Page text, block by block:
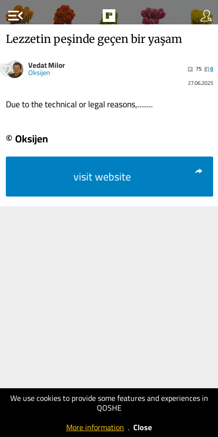
menu_open
We use cookies to provide some features and experiences in
QOSHE
More information . Close
Lezzetin peşinde geçen bir yaşam
Vedat Milor
Oksijen 75
0
27.06.2025
Due to the technical or legal reasons,........
© Oksijen
visit website